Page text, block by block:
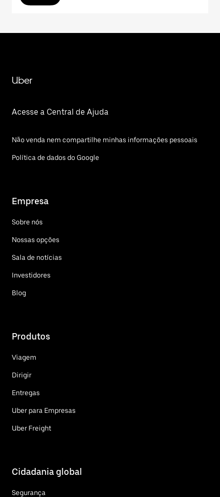
Uber
Acesse a Central de Ajuda
Não venda nem compartilhe minhas informações pessoais
Política de dados do Google
Empresa
Sobre nós
Nossas opções
Sala de notícias
Investidores
Blog
Produtos
Viagem
Dirigir
Entregas
Uber para Empresas
Uber Freight
Cidadania global
Segurança